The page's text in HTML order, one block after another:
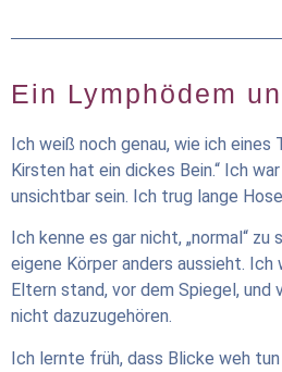
Ein Lymphödem
Ich weiß noch genau, wie ich eines
Kirsten hat ein dickes Bein.“ Ich
unsichtbar sein. Ich trug lange
Ich kenne es gar nicht, „normal“
eigene Körper anders aussieht.
Eltern stand, vor dem Spiegel,
nicht dazuzugehören.
Ich lernte früh, dass Blicke weh